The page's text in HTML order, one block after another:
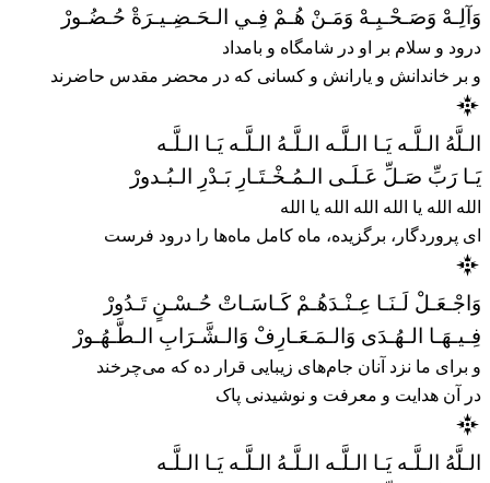
وَآلِـهْ وَصَـحْـبِـهْ وَمَـنْ هُـمْ فِـي الـحَـضِـيـرَةْ حُـضُـورْ
درود و سلام بر او در شامگاه و بامداد
و بر خاندانش و یارانش و کسانی که در محضر مقدس حاضرند
الـلَّهُ الـلَّـه يَـا الـلَّـه الـلَّـهُ الـلَّـه يَـا الـلَّـه
يَـا رَبِّ صَـلِّ عَـلَـى الـمُـخْـتَـارِ بَـدْرِ الـبُـدورْ
الله الله یا الله الله الله یا الله
ای پروردگار، برگزیده، ماه کامل ماه‌ها را درود فرست
وَاجْـعَـلْ لَـنَـا عِـنْـدَهُـمْ كَـاسَـاتْ حُـسْـنٍ تَـدُورْ
فِـيـهَـا الـهُـدَى وَالـمَـعَـارِفْ وَالـشَّـرَابِ الـطَّـهُـورْ
و برای ما نزد آنان جام‌های زیبایی قرار ده که می‌چرخند
در آن هدایت و معرفت و نوشیدنی پاک
الـلَّهُ الـلَّـه يَـا الـلَّـه الـلَّـهُ الـلَّـه يَـا الـلَّـه